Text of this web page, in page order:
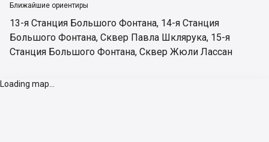
Ближайшие ориентиры
13-я Станция Большого Фонтана, 14-я Станция
Большого Фонтана, Сквер Павла Шклярука, 15-я
Станция Большого Фонтана, Сквер Жюли Лассан
Loading map...